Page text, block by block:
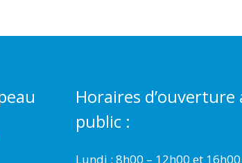
Horaires d’ouverture
public :
Lundi : 8h00 – 12h00 et 16h00